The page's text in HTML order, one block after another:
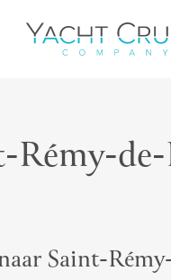
Rémy-
Saint-